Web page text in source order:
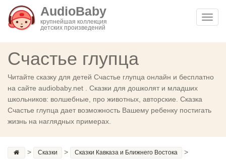
AudioBaby
крупнейшая коллекция
детских произведений
Счастье глупца
Читайте сказку для детей Счастье глупца онлайн и бесплатно
на сайте audiobaby.net . Сказки для дошколят и младших
школьников: волшебные, про животных, авторские. Сказка
Счастье глупца дает возможность Вашему ребенку постигать
жизнь на наглядных примерах.
> Сказки > Сказки Кавказа и Ближнего Востока >